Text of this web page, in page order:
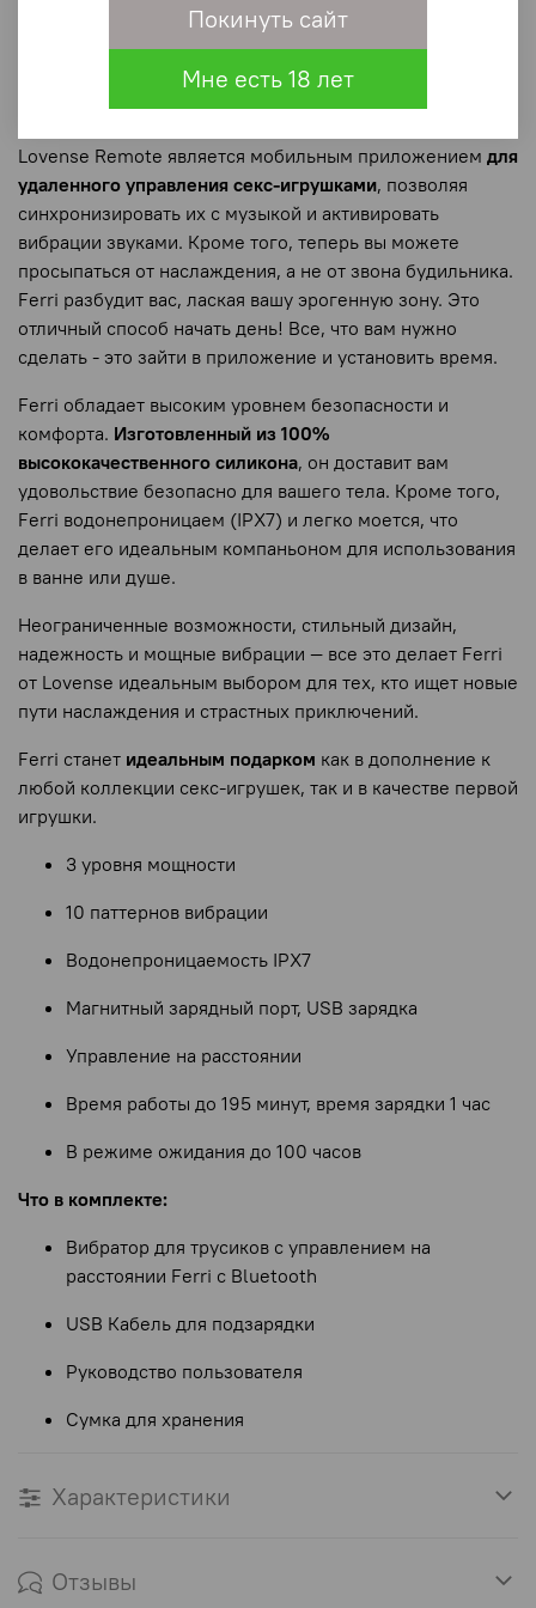
Для любви нет расстояния
наслаждаться интимными моментами с партнером, в то
Lovense Remote является мобильным приложением для
удаленного управления секс-игрушками, позволяя
синхронизировать их с музыкой и активировать
вибрации звуками. Кроме того, теперь вы можете
просыпаться от наслаждения, а не от звона будильника.
Ferri разбудит вас, лаская вашу эрогенную зону. Это
отличный способ начать день! Все, что вам нужно
сделать - это зайти в приложение и установить время.
Ferri обладает высоким уровнем безопасности и
комфорта. Изготовленный из 100%
высококачественного силикона, он доставит вам
удовольствие безопасно для вашего тела. Кроме того,
Ferri водонепроницаем (IPX7) и легко моется, что
делает его идеальным компаньоном для использования
в ванне или душе.
Неограниченные возможности, стильный дизайн,
надежность и мощные вибрации — все это делает Ferri
от Lovense идеальным выбором для тех, кто ищет новые
пути наслаждения и страстных приключений.
Ferri станет идеальным подарком как в дополнение к
любой коллекции секс-игрушек, так и в качестве первой
игрушки.
3 уровня мощности
10 паттернов вибрации
Водонепроницаемость IPX7
Магнитный зарядный порт, USB зарядка
Управление на расстоянии
Время работы до 195 минут, время зарядки 1 час
В режиме ожидания до 100 часов
Что в комплекте:
Вибратор для трусиков с управлением на
расстоянии Ferri с Bluetooth
USB Кабель для подзарядки
Руководство пользователя
Сумка для хранения
Характеристики
Отзывы
Покинуть сайт
Мне есть 18 лет